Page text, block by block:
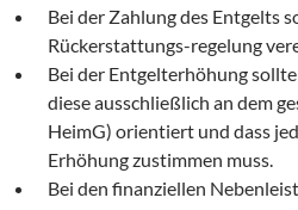
Bei der Zahlung des Entgelts
Rückerstattungs-regelung
Bei der Entgelterhöhung
diese ausschließlich an dem
HeimG) orientiert und dass
Erhöhung zustimmen muss.
Bei den finanziellen